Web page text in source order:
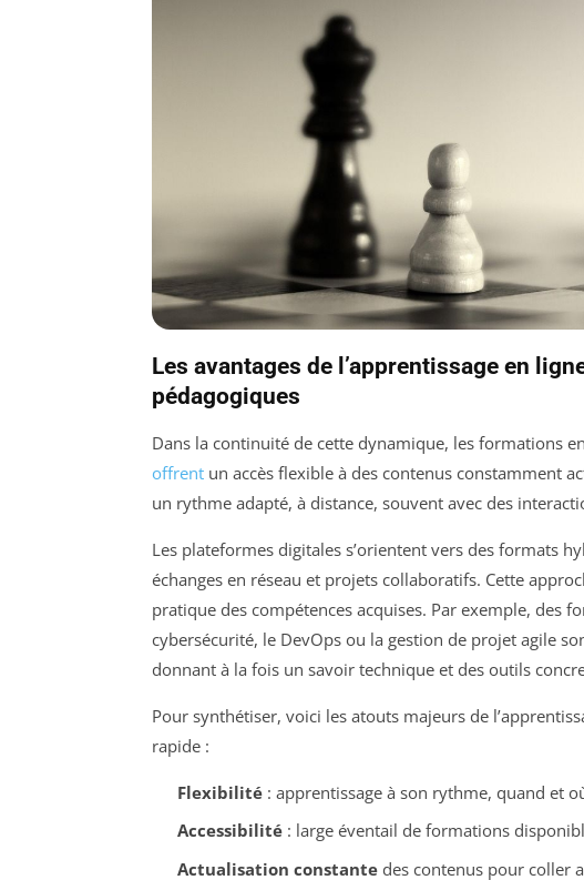
Les avantages de l’apprentissage en
pédagogiques
Dans la continuité de cette dynamique, les formations
offrent un accès flexible à des contenus constamment
un rythme adapté, à distance, souvent avec des
Les plateformes digitales s’orientent vers des formats
échanges en réseau et projets collaboratifs. Cette
pratique des compétences acquises. Par exemple, des
cybersécurité, le DevOps ou la gestion de projet agile
donnant à la fois un savoir technique et des outils
Pour synthétiser, voici les atouts majeurs de
rapide :
Flexibilité: apprentissage à son rythme, quand et
Accessibilité: large éventail de formations
Actualisation constantedes contenus pour coller